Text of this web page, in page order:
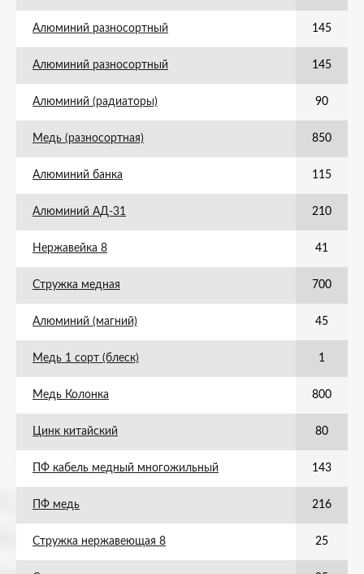
Алюминий разносортный 145
Алюминий разносортный 145
Алюминий (радиаторы) 90
Медь (разносортная) 850
Алюминий банка 115
Алюминий АД-31 210
Нержавейка 8 41
Стружка медная 700
Алюминий (магний) 45
Медь 1 сорт (блеск) 1
Медь Колонка 800
Цинк китайский 80
ПФ кабель медный многожильный 143
ПФ медь 216
Стружка нержавеющая 8 25